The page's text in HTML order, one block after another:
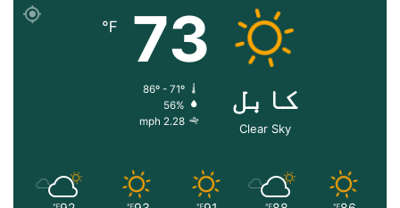
کابل
Clear Sky
73
℉
86º - 71º
56%
2.28 mph